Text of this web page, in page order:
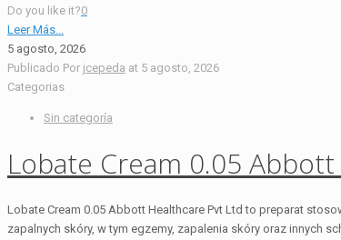
Do you like it?0
Leer Más...
5 agosto, 2026
Publicado Por jcepeda at 5 agosto, 2026
Categorias
Sin categoría
Lobate Cream 0.05
Lobate Cream 0.05 Abbott Healthcare Pvt Ltd to preparat
zapalnych skóry, w tym egzemy, zapalenia skóry oraz innych